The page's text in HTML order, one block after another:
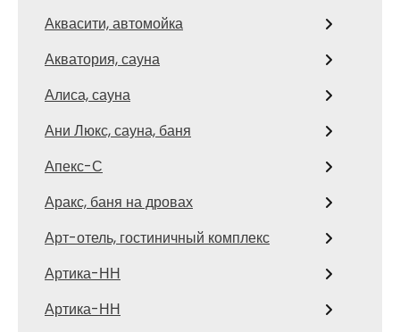
Аквасити, автомойка
Акватория, сауна
Алиса, сауна
Ани Люкс, сауна, баня
Апекс-С
Аракс, баня на дровах
Арт-отель, гостиничный комплекс
Артика-НН
Артика-НН